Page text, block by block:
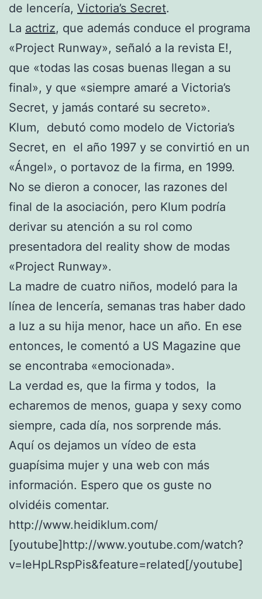
de lencería, Victoria’s Secret.
La actriz, que además conduce el programa
«Project Runway», señaló a la revista E!,
que «todas las cosas buenas llegan a su
final», y que «siempre amaré a Victoria’s
Secret, y jamás contaré su secreto».
Klum, debutó como modelo de Victoria’s
Secret, en el año 1997 y se convirtió en un
«Ángel», o portavoz de la firma, en 1999.
No se dieron a conocer, las razones del
final de la asociación, pero Klum podría
derivar su atención a su rol como
presentadora del reality show de modas
«Project Runway».
La madre de cuatro niños, modeló para la
línea de lencería, semanas tras haber dado
a luz a su hija menor, hace un año. En ese
entonces, le comentó a US Magazine que
se encontraba «emocionada».
La verdad es, que la firma y todos, la
echaremos de menos, guapa y sexy como
siempre, cada día, nos sorprende más.
Aquí os dejamos un vídeo de esta
guapísima mujer y una web con más
información. Espero que os guste no
olvidéis comentar.
http://www.heidiklum.com/
[youtube]http://www.youtube.com/watch?
v=IeHpLRspPis&feature=related[/youtube]